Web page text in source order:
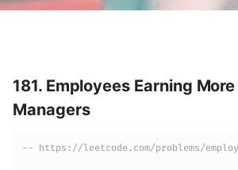
181. Employees Earning
Managers
-- https://leetcode.com/problems/